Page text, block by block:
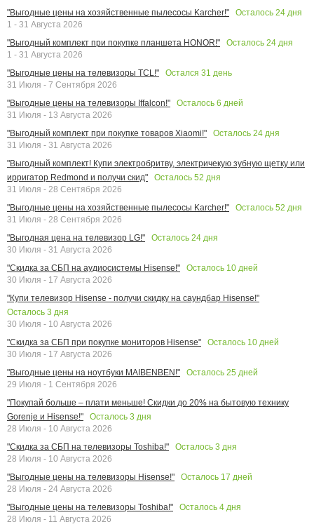
"Выгодные цены на хозяйственные пылесосы Karcher!"
Осталось 24 дня
1 - 31 Августа 2026
"Выгодный комплект при покупке планшета HONOR!"
Осталось 24 дня
1 - 31 Августа 2026
"Выгодные цены на телевизоры TCL!"
Остался 31 день
31 Июля - 7 Сентября 2026
"Выгодные цены на телевизоры Iffalcon!"
Осталось 6 дней
31 Июля - 13 Августа 2026
"Выгодный комплект при покупке товаров Xiaomi!"
Осталось 24 дня
31 Июля - 31 Августа 2026
"Выгодный комплект! Купи электробритву, электричекую зубную щетку или
ирригатор Redmond и получи скид"
Осталось 52 дня
31 Июля - 28 Сентября 2026
"Выгодные цены на хозяйственные пылесосы Karcher!"
Осталось 52 дня
31 Июля - 28 Сентября 2026
"Выгодная цена на телевизор LG!"
Осталось 24 дня
30 Июля - 31 Августа 2026
"Скидка за СБП на аудиосистемы Hisense!"
Осталось 10 дней
30 Июля - 17 Августа 2026
"Купи телевизор Hisense - получи скидку на саундбар Hisense!"
Осталось 3 дня
30 Июля - 10 Августа 2026
"Скидка за СБП при покупке мониторов Hisense"
Осталось 10 дней
30 Июля - 17 Августа 2026
"Выгодные цены на ноутбуки MAIBENBEN!"
Осталось 25 дней
29 Июля - 1 Сентября 2026
"Покупай больше – плати меньше! Скидки до 20% на бытовую технику
Gorenje и Hisense!"
Осталось 3 дня
28 Июля - 10 Августа 2026
"Скидка за СБП на телевизоры Toshiba!"
Осталось 3 дня
28 Июля - 10 Августа 2026
"Выгодные цены на телевизоры Hisense!"
Осталось 17 дней
28 Июля - 24 Августа 2026
"Выгодные цены на телевизоры Toshiba!"
Осталось 4 дня
28 Июля - 11 Августа 2026